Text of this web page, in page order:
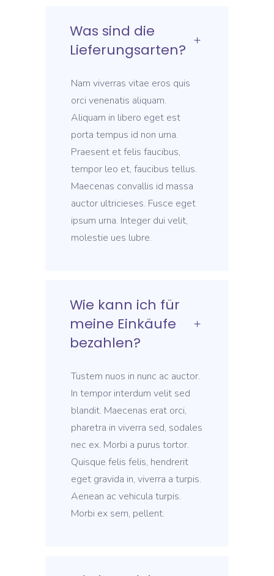
Was sind die
Lieferungsarten?
Nam viverras vitae eros quis
orci venenatis aliquam.
Aliquam in libero eget est
porta tempus id non urna.
Praesent et felis faucibus,
tempor leo et, faucibus tellus.
Maecenas convallis id massa
auctor ultricieses. Fusce eget
ipsum urna. Integer dui velit,
molestie ues lubre.
Wie kann ich für
meine Einkäufe
bezahlen?
Tustem nuos in nunc ac auctor.
In tempor interdum velit sed
blandit. Maecenas erat orci,
pharetra in viverra sed, sodales
nec ex. Morbi a purus tortor.
Quisque felis felis, hendrerit
eget gravida in, viverra a turpis.
Aenean ac vehicula turpis.
Morbi ex sem, pellent.